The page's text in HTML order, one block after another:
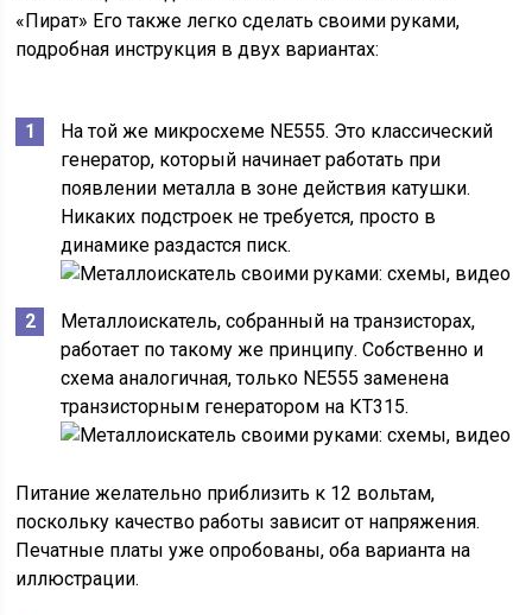
«Пират» Его также легко сделать своими руками,
подробная инструкция в двух вариантах:
На той же микросхеме NE555. Это классический
генератор, который начинает работать при
появлении металла в зоне действия катушки.
Никаких подстроек не требуется, просто в
динамике раздастся писк.
Металлоискатель, собранный на транзисторах,
работает по такому же принципу. Собственно и
схема аналогичная, только NE555 заменена
транзисторным генератором на КТ315.
Питание желательно приблизить к 12 вольтам,
поскольку качество работы зависит от напряжения.
Печатные платы уже опробованы, оба варианта на
иллюстрации.